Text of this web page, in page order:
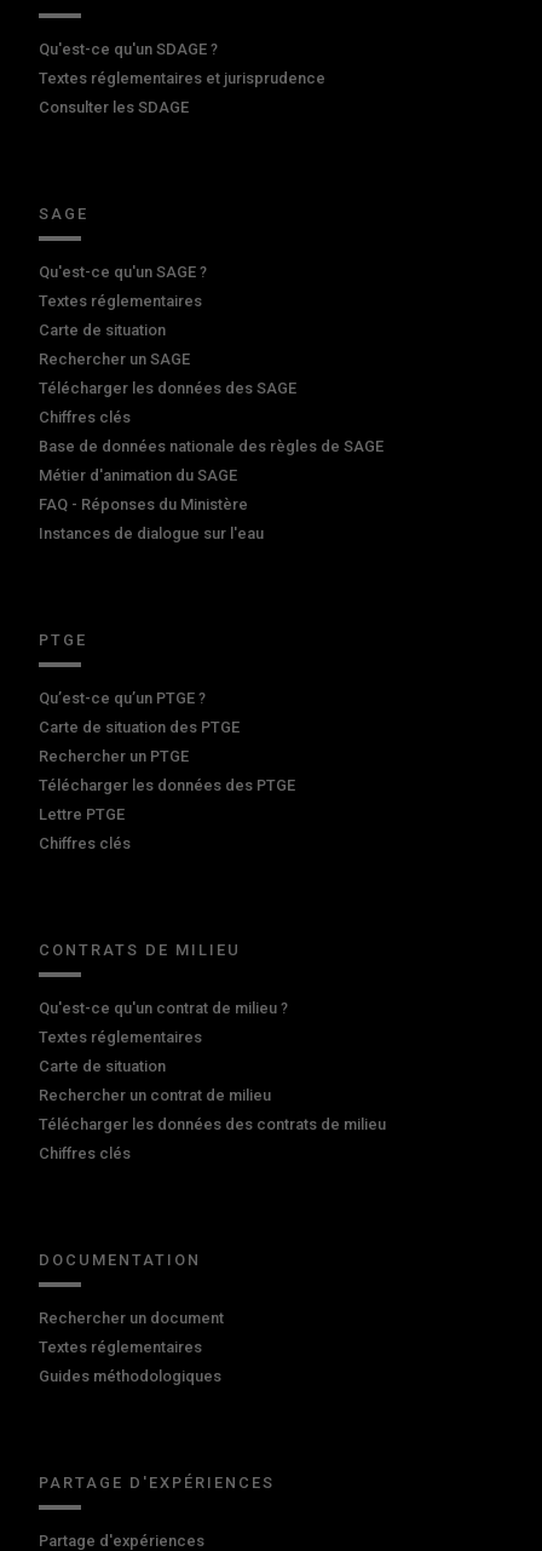
Qu'est-ce qu'un SDAGE ?
Textes réglementaires et jurisprudence
Consulter les SDAGE
SAGE
Qu'est-ce qu'un SAGE ?
Textes réglementaires
Carte de situation
Rechercher un SAGE
Télécharger les données des SAGE
Chiffres clés
Base de données nationale des règles de SAGE
Métier d'animation du SAGE
FAQ - Réponses du Ministère
Instances de dialogue sur l'eau
PTGE
Qu’est-ce qu’un PTGE ?
Carte de situation des PTGE
Rechercher un PTGE
Télécharger les données des PTGE
Lettre PTGE
Chiffres clés
CONTRATS DE MILIEU
Qu'est-ce qu'un contrat de milieu ?
Textes réglementaires
Carte de situation
Rechercher un contrat de milieu
Télécharger les données des contrats de milieu
Chiffres clés
DOCUMENTATION
Rechercher un document
Textes réglementaires
Guides méthodologiques
PARTAGE D'EXPÉRIENCES
Partage d'expériences